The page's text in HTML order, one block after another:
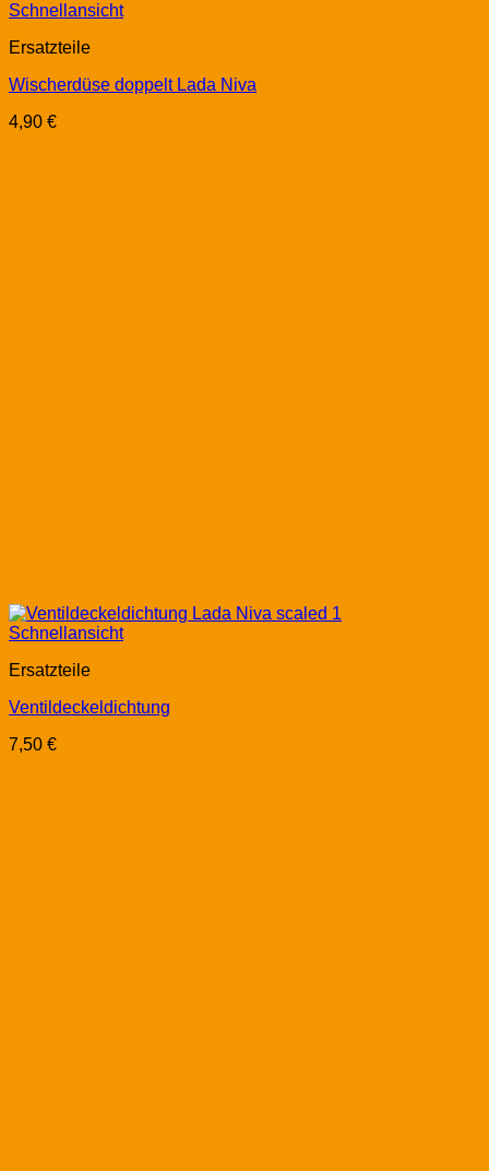
Schnellansicht
Ersatzteile
Wischerdüse doppelt Lada Niva
4,90 €
Schnellansicht
Ersatzteile
Ventildeckeldichtung
7,50 €